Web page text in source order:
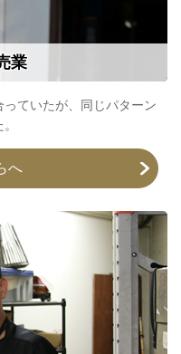
業
っていたが、同じパターン
へ